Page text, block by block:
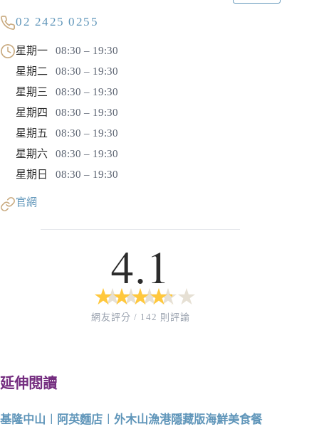
02 2425 0255
星期一
08:30 – 19:30
星期二
08:30 – 19:30
星期三
08:30 – 19:30
星期四
08:30 – 19:30
星期五
08:30 – 19:30
星期六
08:30 – 19:30
星期日
08:30 – 19:30
官網
4.1
★
★ ★
★ ★
★ ★
★ ★
★
網友評分 / 142 則評論
延伸閱讀
基隆中山︱阿英麵店︱外木山漁港隱藏版海鮮美食餐